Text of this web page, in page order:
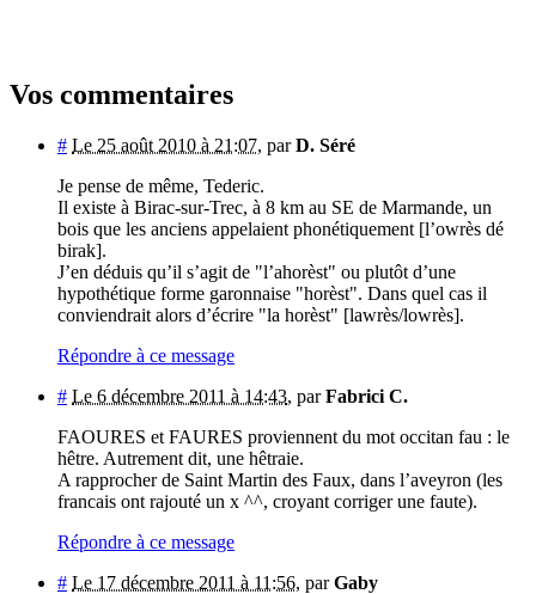
Vos commentaires
# Le 25 août 2010 à 21:07, parD. Séré
Je pense de même, Tederic.
Il existe à Birac-sur-Trec, à 8 km au SE de Marmande, un
bois que les anciens appelaient phonétiquement [l’owrès dé
birak].
J’en déduis qu’il s’agit de "l’ahorèst" ou plutôt d’une
hypothétique forme garonnaise "horèst". Dans quel cas il
conviendrait alors d’écrire "la horèst" [lawrès/lowrès].
Répondre à ce message
# Le 6 décembre 2011 à 14:43, parFabrici C.
FAOURES et FAURES proviennent du mot occitan fau : le
hêtre. Autrement dit, une hêtraie.
A rapprocher de Saint Martin des Faux, dans l’aveyron (les
francais ont rajouté un x ^^, croyant corriger une faute).
Répondre à ce message
# Le 17 décembre 2011 à 11:56, parGaby